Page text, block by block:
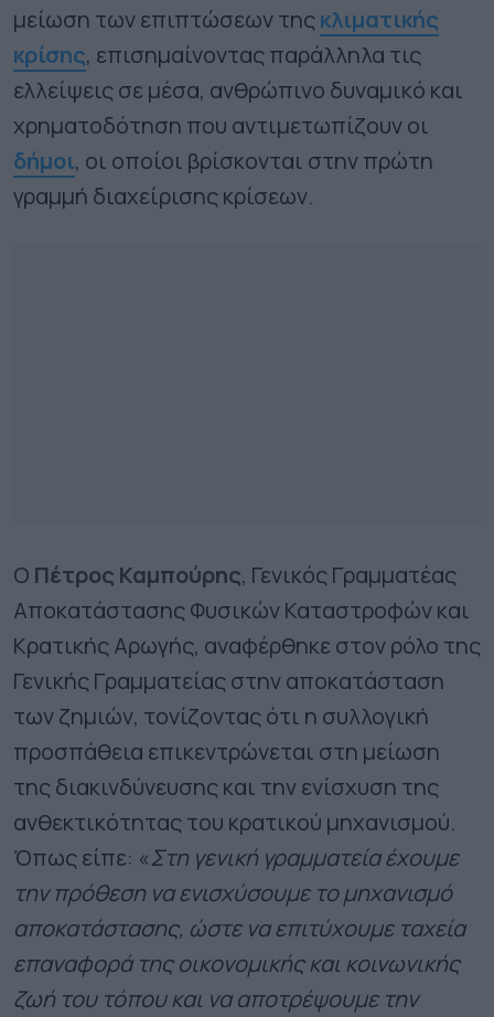
μείωση των επιπτώσεων τηςκλιματικής
κρίσης, επισημαίνοντας παράλληλα τις
ελλείψεις σε μέσα, ανθρώπινο δυναμικό και
χρηματοδότηση που αντιμετωπίζουν οι
δήμοι, οι οποίοι βρίσκονται στην πρώτη
γραμμή διαχείρισης κρίσεων.
Ο Πέτρος Καμπούρης, Γενικός Γραμματέας
Αποκατάστασης Φυσικών Καταστροφών και
Κρατικής Αρωγής, αναφέρθηκε στον ρόλο της
Γενικής Γραμματείας στην αποκατάσταση
των ζημιών, τονίζοντας ότι η συλλογική
προσπάθεια επικεντρώνεται στη μείωση
της διακινδύνευσης και την ενίσχυση της
ανθεκτικότητας του κρατικού μηχανισμού.
Όπως είπε: «Στη γενική γραμματεία έχουμε
την πρόθεση να ενισχύσουμε το μηχανισμό
αποκατάστασης, ώστε να επιτύχουμε ταχεία
επαναφορά της οικονομικής και κοινωνικής
ζωή του τόπου και να αποτρέψουμε την